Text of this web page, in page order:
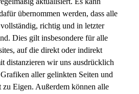
übernommen werden, dass alle
richtig und in letzter
Dies gilt insbesondere für alle
auf die direkt oder indirekt
distanzieren wir uns ausdrücklich
aller gelinkten Seiten und
zu Eigen. Außerdem können alle